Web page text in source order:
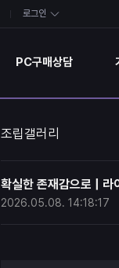
로그인
PC구매상담
조립갤러리
확실한 존재감으로 |
2026.05.08. 14:18:17